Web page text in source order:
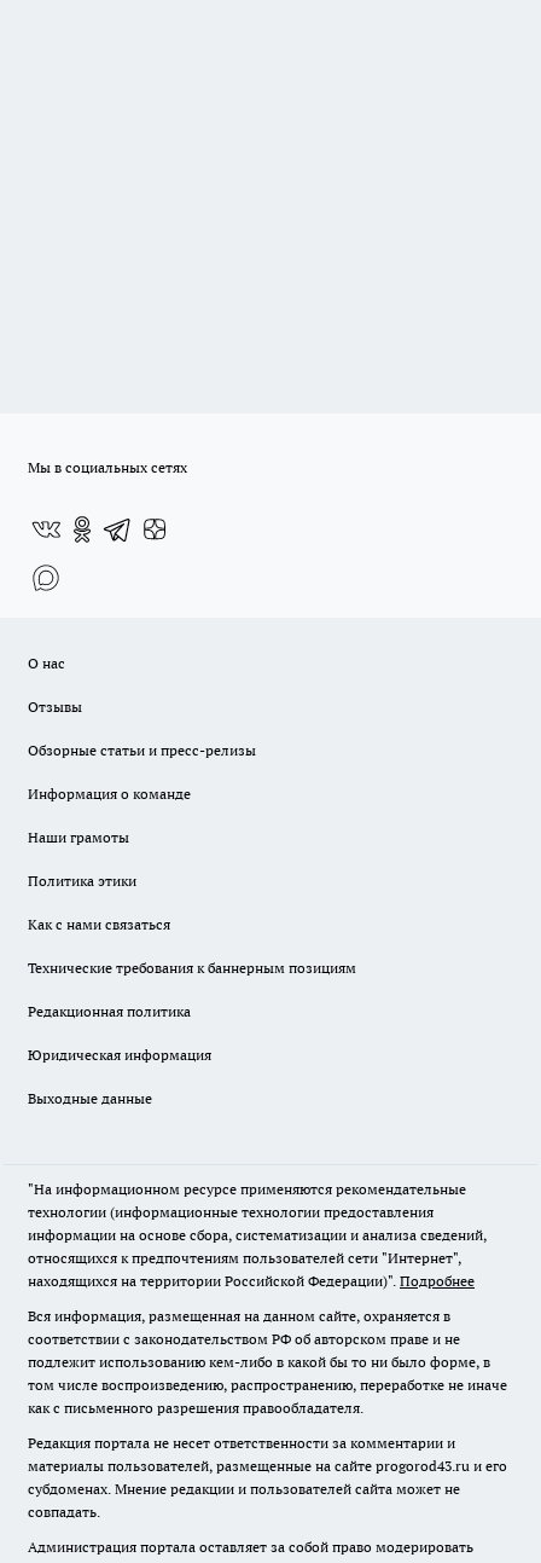
Мы в социальных сетях
О нас
Отзывы
Обзорные статьи и пресс-релизы
Информация о команде
Наши грамоты
Политика этики
Как с нами связаться
Технические требования к баннерным позициям
Редакционная политика
Юридическая информация
Выходные данные
"На информационном ресурсе применяются рекомендательные
технологии (информационные технологии предоставления
информации на основе сбора, систематизации и анализа сведений,
относящихся к предпочтениям пользователей сети "Интернет",
находящихся на территории Российской Федерации)". Подробнее
Вся информация, размещенная на данном сайте, охраняется в
соответствии с законодательством РФ об авторском праве и не
подлежит использованию кем-либо в какой бы то ни было форме, в
том числе воспроизведению, распространению, переработке не иначе
как с письменного разрешения правообладателя.
Редакция портала не несет ответственности за комментарии и
материалы пользователей, размещенные на сайте progorod43.ru и его
субдоменах. Мнение редакции и пользователей сайта может не
совпадать.
Администрация портала оставляет за собой право модерировать